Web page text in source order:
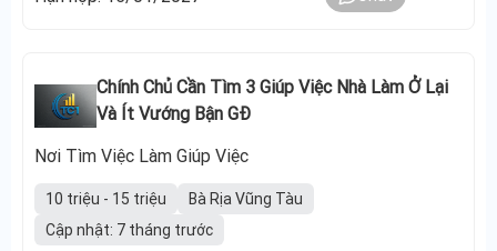
Chính Chủ Cần Tìm 3 Giúp Việc Nhà Làm Ở Lại
Và Ít Vướng Bận GĐ
Nơi Tìm Việc Làm Giúp Việc
10 triệu - 15 triệu
Bà Rịa Vũng Tàu
Cập nhật: 7 tháng trước